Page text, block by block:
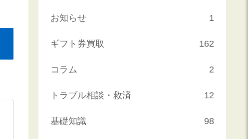
お知らせ 1
ギフト券買取 162
コラム 2
トラブル相談・救済 12
基礎知識 98